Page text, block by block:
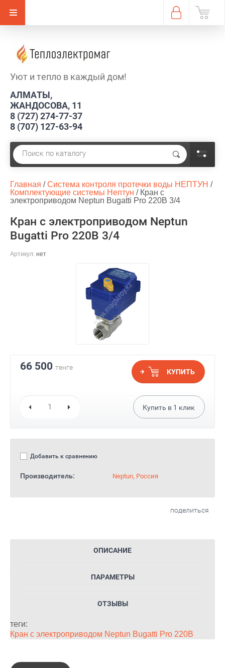
Уют и тепло в каждый дом!
АЛМАТЫ,
ЖАНДОСОВА, 11
8 (727) 274-77-37
8 (707) 127-63-94
Главная / Система контроля протечки воды НЕПТУН
/
Комплектующие системы Нептун / Кран с
электроприводом Neptun Bugatti Pro 220В 3/4
Кран с электроприводом Neptun
Bugatti Pro 220В 3/4
Артикул: нет
66 500 тенге
КУПИТЬ
Купить в 1 клик
Добавить к сравнению
Производитель: Neptun, Россия
поделиться
ОПИСАНИЕ
ПАРАМЕТРЫ
ОТЗЫВЫ
теги:
Кран с электроприводом Neptun Bugatti Pro 220В